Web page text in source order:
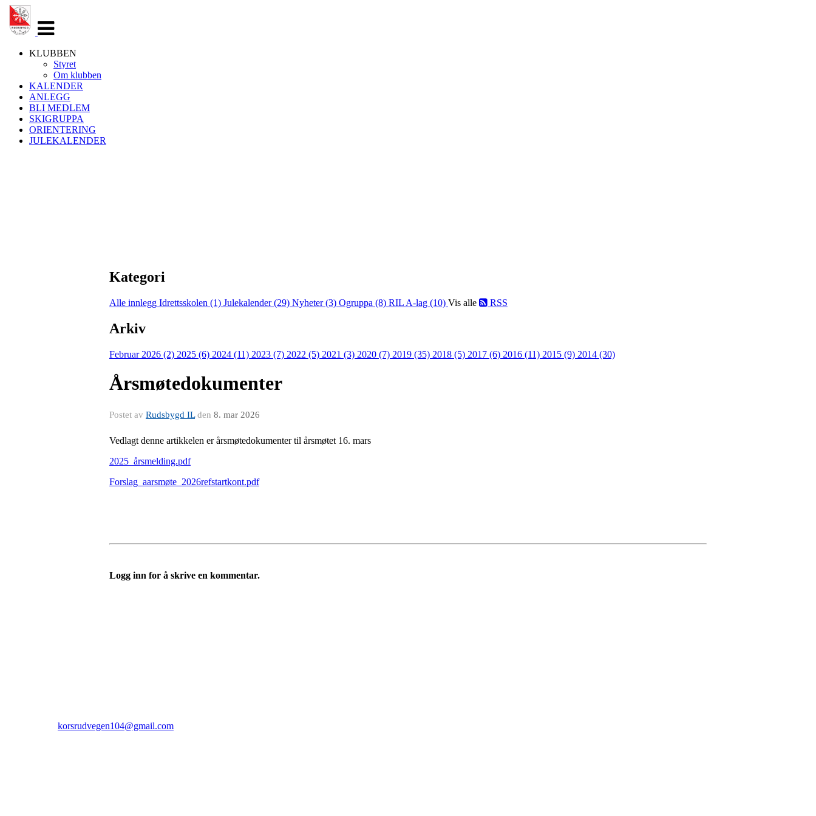
navigasjon
KLUBBEN
Styret
Om klubben
KALENDER
ANLEGG
BLI MEDLEM
SKIGRUPPA
ORIENTERING
JULEKALENDER
Kategori
Alle innlegg Idrettsskolen (1) Julekalender (29) Nyheter (3) Ogruppa (8) RIL A-lag (10) Vis alle RSS
Arkiv
Februar 2026 (2) 2025 (6) 2024 (11) 2023 (7) 2022 (5) 2021 (3) 2020 (7) 2019 (35) 2018 (5) 2017 (6) 2016 (11) 2015 (9) 2014 (30)
Årsmøtedokumenter
Postet av Rudsbygd ILden 8. mar 2026
Vedlagt denne artikkelen er årsmøtedokumenter til årsmøtet 16. mars
2025_årsmelding.pdf
Forslag_aarsmøte_2026refstartkont.pdf
Logg inn for å skrive en kommentar.
korsrudvegen104@gmail.com